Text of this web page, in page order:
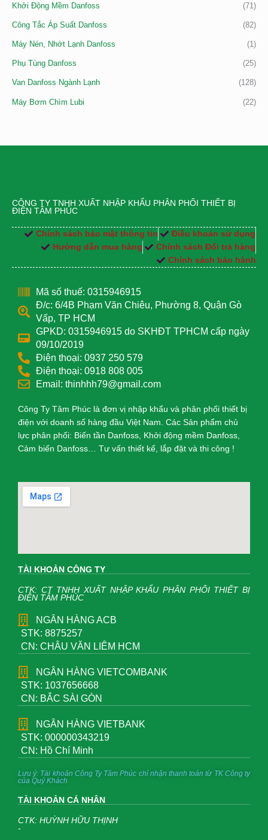
Khởi Động Mềm Danfoss (71)
Công Tắc Áp Suất Danfoss (82)
Máy Nén, Nhớt Lạnh Danfoss (1)
Phụ Tùng Danfoss (25)
Van Danfoss Ngành Lạnh (128)
Máy Bơm Chìm Lubi (22)
CÔNG TY TNHH XUẤT NHẬP KHẨU PHÂN PHỐI THIẾT BỊ
ĐIỆN TÂM PHÚC
Chính sách bảo mật thông tin
Điều khoản sử dụng
Hướng dẫn mua hàng
Chính sách Đổi trả hàng
Chính sách bảo hành
Mã số thuế: 0315946915
Đ/c: 6/4B Phạm Văn Chiêu, Phường 8, Quận Gò
Vấp, TP HCM
GPKD: 0315946915 do SKHĐT TPHCM cấp ngày
09/10/2019
Điện thoại: 0937 250 579
Điện thoại: 0918 808 005
Email: thinhhh79@gmail.com
Công Ty Tâm Phúc là đơn vị nhập khẩu và phân phối thiết bị
điện với doanh số hàng đầu Việt Nam. Các Sản phẩm chủ
lực phân phối: Biến tần Danfoss, Khởi động mềm Danfoss,
Cảm biến Danfoss… Tư vấn thiết kế, lắp đặt và thi công !
TÀI KHOẢN CÔNG TY
CTK: CT TNHH XUẤT NHẬP KHẨU PHÂN PHỐI THIẾT BỊ
ĐIỆN TÂM PHÚC
NGÂN HÀNG ACB
STK: 8875257
CN: CHÂU VĂN LIÊM HCM
NGÂN HÀNG VIETCOMBANK
STK: 1037656668
CN: BẮC SÀI GÒN
NGÂN HÀNG VIETBANK
STK: 000000343219
CN: Hồ Chí Minh
Lưu ý: Tài khoản Công Ty Tâm Phúc chỉ nhận thanh toán từ TK Công ty
của Quý Khách
TÀI KHOẢN CÁ NHÂN
CTK: HUỲNH HỮU THỊNH
-